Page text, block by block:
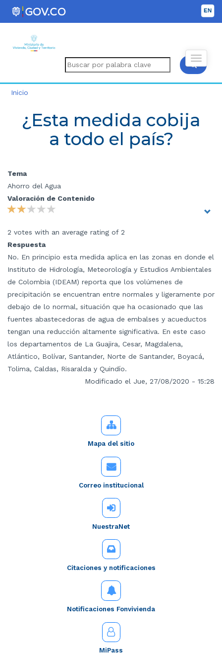
Inicio
¿Esta medida cobija
a todo el país?
Tema
Ahorro del Agua
Valoración de Contenido
2 votes with an average rating of 2
Respuesta
No. En principio esta medida aplica en las zonas en donde el
Instituto de Hidrología, Meteorología y Estudios Ambientales
de Colombia (IDEAM) reporta que los volúmenes de
precipitación se encuentran entre normales y ligeramente por
debajo de lo normal, situación que ha ocasionado que las
fuentes abastecedoras de agua de embalses y acueductos
tengan una reducción altamente significativa. En este caso
los departamentos de La Guajira, Cesar, Magdalena,
Atlántico, Bolívar, Santander, Norte de Santander, Boyacá,
Tolima, Caldas, Risaralda y Quindío.
Modificado el Jue, 27/08/2020 - 15:28
Mapa del sitio
Correo institucional
NuestraNet
Citaciones y notificaciones
Notificaciones Fonvivienda
MiPass